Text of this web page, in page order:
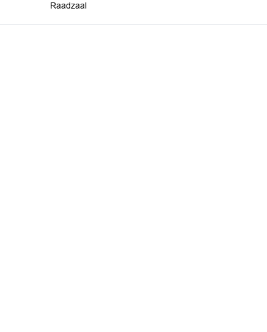
Raadzaal